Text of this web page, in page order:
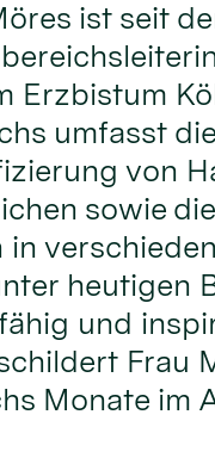
ist seit
Erzbistum
umfasst
von
sowie
in
heutigen
und
Frau
Monate im